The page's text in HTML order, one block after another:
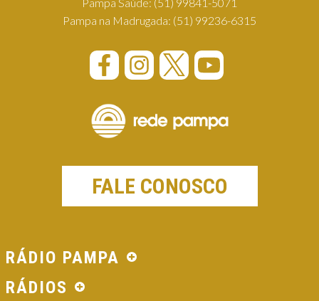
Pampa na Madrugada: (51) 99236-6315
FALE CONOSCO
RÁDIO PAMPA
RÁDIOS